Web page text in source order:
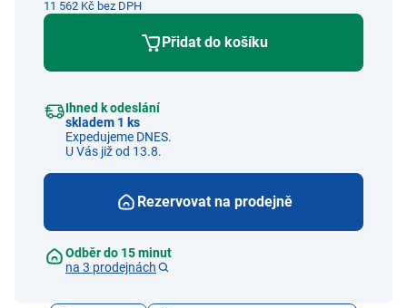
11 562 Kč bez DPH
Přidat do košíku
Ihned k odeslání
skladem 1 ks
Expedujeme DNES.
U Vás již od 13.8.
Rezervovat na prodejně
Odběr do 15 minut
na 3 prodejnách